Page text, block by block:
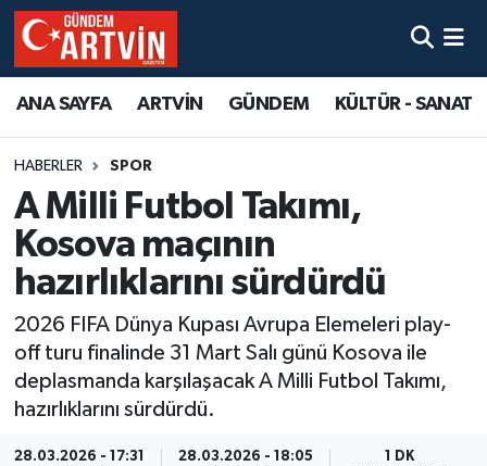
ANA SAYFA ARTVİN GÜNDEM KÜLTÜR - SANAT
HABERLER SPOR
A Milli Futbol Takımı,
Kosova maçının
hazırlıklarını sürdürdü
2026 FIFA Dünya Kupası Avrupa Elemeleri play-
off turu finalinde 31 Mart Salı günü Kosova ile
deplasmanda karşılaşacak A Milli Futbol Takımı,
hazırlıklarını sürdürdü.
28.03.2026 - 17:31 28.03.2026 - 18:05 1 DK